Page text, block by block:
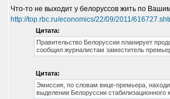
Что-то не выходит у белоруссов жить по
http://top.rbc.ru/economics/22/09/2011/
Цитата:
Правительство Белоруссии планирует
сообщил журналистам заместитель
Цитата:
Эмиссия, по словам вице-премьера,
выделении Белоруссии стабилизационного